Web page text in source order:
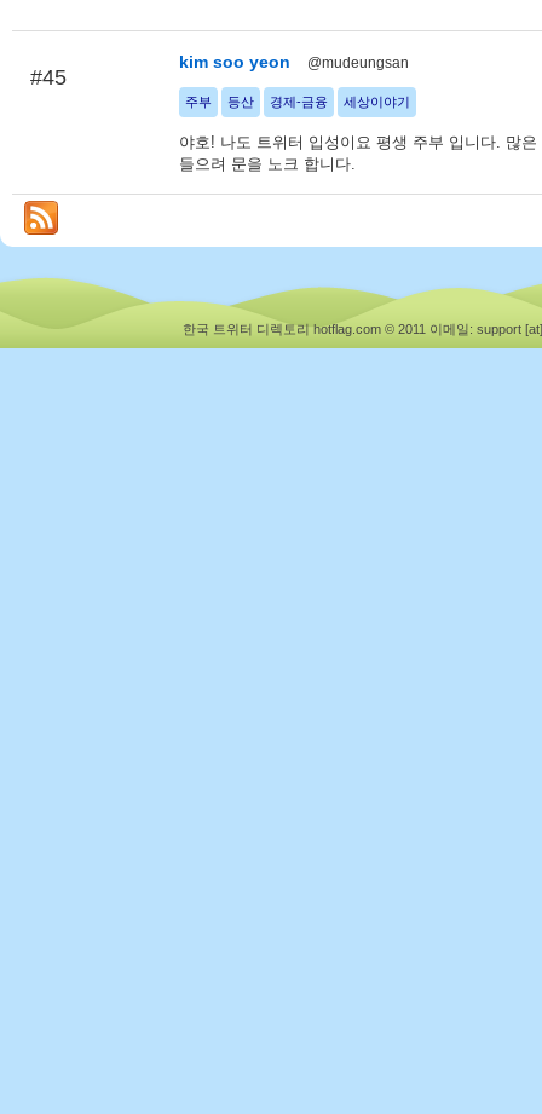
#45
kim soo yeon @mudeungsan
주부 등산 경제-금융 세상이야기
야호! 나도 트위터 입성이요 평생 주부 입니다. 많은
들으려 문을 노크 합니다.
한국 트위터 디렉토리 hotflag.com © 2011 이메일: support